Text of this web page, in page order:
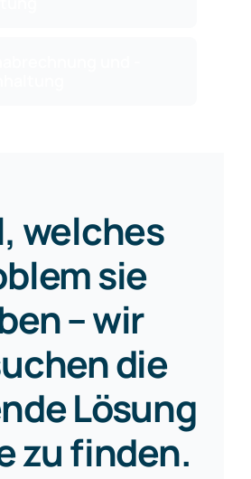
welches
sie
– wir
die
Lösung
zu finden.